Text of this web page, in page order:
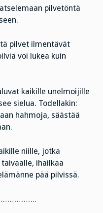
pilvetöntä
pilvet ilmentävät
voi lukea kuin
kaikille unelmoijille
sielua. Todellakin:
hahmoja, säästää
niille, jotka
ihailkaa
pää pilvissä.